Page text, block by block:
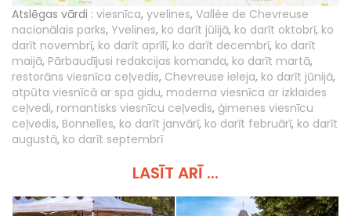
Atslēgas vārdi : viesnīca, yvelines, Vallée de Chevreuse
nacionālais parks, Yvelines, ko darīt jūlijā, ko darīt oktobrī, ko
darīt novembrī, ko darīt aprīlī, ko darīt decembrī, ko darīt
maijā, Pārbaudījusi redakcijas komanda, ko darīt martā,
restorāns viesnīca ceļvedis, Chevreuse ieleja, ko darīt jūnijā,
atpūta viesnīcā ar spa gidu, moderna viesnīca ar izklaides
ceļvedi, romantisks viesnīcu ceļvedis, ģimenes viesnīcu
ceļvedis, Bonnelles, ko darīt janvārī, ko darīt februārī, ko darīt
augustā, ko darīt septembrī
LASĪT ARĪ ...